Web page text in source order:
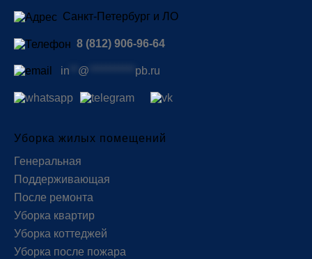
Санкт-Петербург и ЛО
8 (812) 906-96-64
in @ pb.ru
Уборка жилых помещений
Генеральная
Поддерживающая
После ремонта
Уборка квартир
Уборка коттеджей
Уборка после пожара